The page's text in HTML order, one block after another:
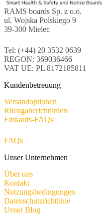
RAMS boards Sp. z o.o.
ul. Wojska Polskiego 9
39-300 Mielec
Tel: (+44) 20 3532 0639
REGON: 369036466
VAT UE: PL 8172185811
Kundenbetreuung
Versandoptionen
Rückgaberichtlinien
Einkaufs-FAQs
FAQs
Unser Unternehmen
Über uns
Kontakt
Nutzungsbedingungen
Datenschutzrichtlinie
Unser Blog